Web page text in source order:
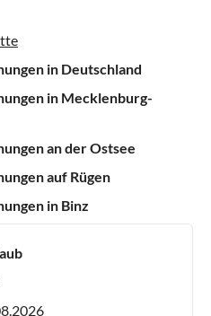
in Deutschland
in Mecklenburg-
an der Ostsee
auf Rügen
in Binz